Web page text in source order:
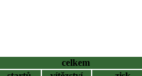
celkem